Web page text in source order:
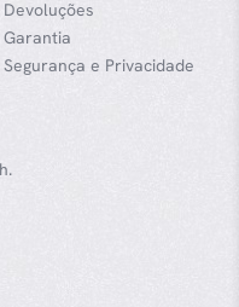
Devoluções
Garantia
Segurança e Privacidade